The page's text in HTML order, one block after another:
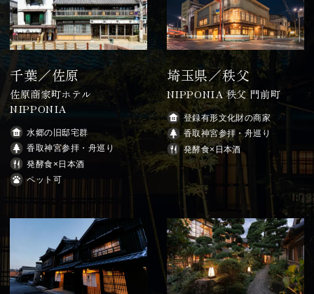
千葉／佐原
佐原商家町ホテル
NIPPONIA
水郷の旧邸宅群
香取神宮参拝・舟巡り
発酵食×日本酒
ペット可
埼玉県／秩父
NIPPONIA 秩父 門前町
登録有形文化財の商家
香取神宮参拝・舟巡り
発酵食×日本酒